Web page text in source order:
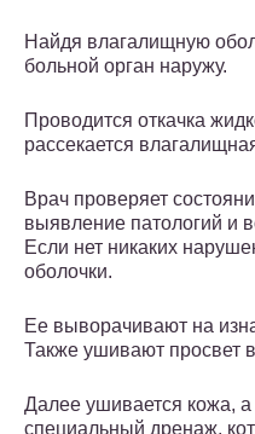
Найдя влагалищную
больной орган наружу.
Проводится откачка
рассекается
Врач проверяет
выявление патологий и
Если нет никаких
оболочки.
Ее выворачивают на
Также ушивают просвет
Далее ушивается кожа,
специальный дренаж,